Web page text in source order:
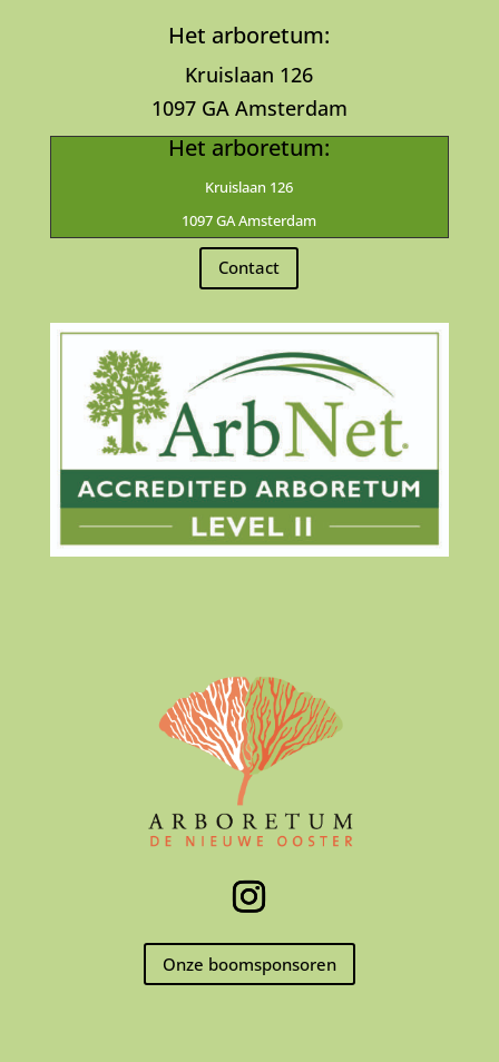
Het arboretum:
Kruislaan 126
1097 GA Amsterdam
Het arboretum:
Kruislaan 126
1097 GA Amsterdam
Contact
Onze boomsponsoren